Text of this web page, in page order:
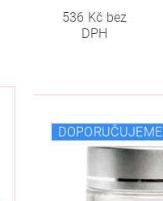
536 Kč bez
DPH
DOPORUČUJEME